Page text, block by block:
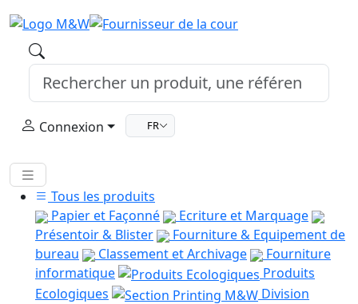
Connexion FR
Tous les produits
Papier et Façonné
Ecriture et Marquage
Présentoir & Blister
Fourniture & Equipement de
bureau
Classement et Archivage
Fourniture
informatique
Produits
Ecologiques
Division